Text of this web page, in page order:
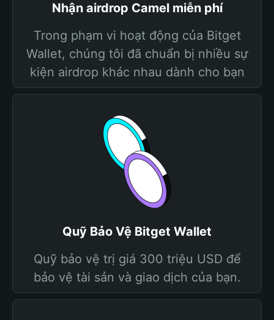
Nhận airdrop Camel miễn phí
Trong phạm vi hoạt động của Bitget
Wallet, chúng tôi đã chuẩn bị nhiều sự
kiện airdrop khác nhau dành cho bạn
Quỹ Bảo Vệ Bitget Wallet
Quỹ bảo vệ trị giá 300 triệu USD để
bảo vệ tài sản và giao dịch của bạn.